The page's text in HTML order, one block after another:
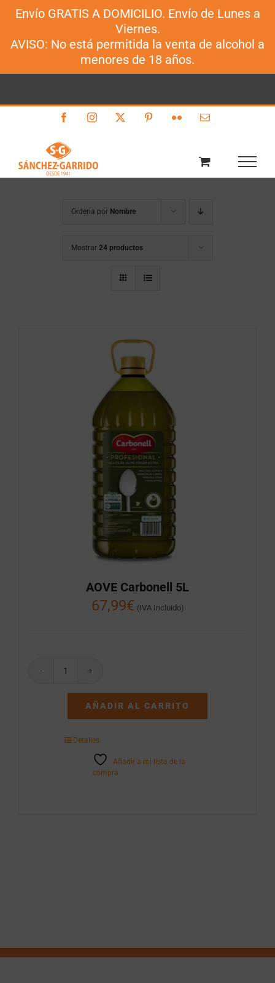
Envío GRATIS A DOMICILIO. Envío de Lunes a
Viernes.
AVISO: No está permitida la venta de alcohol a
menores de 18 años.
FacebookInstagram PinterestFlickr Correo
Ordena por Nombre
Mostrar 24 productos
AOVE Carbonell 5L
67,99€ (IVA Incluido)
AOVE
cantidad
AÑADIR AL CARRITO
Detalles
Añadir a mi lista de la
compra
Sánchez-Garrido